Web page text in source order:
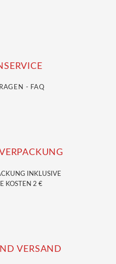
- FAQ
INKLUSIVE
KOSTEN 2 €
VERSAND